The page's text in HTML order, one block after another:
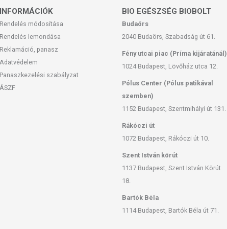
frissítjük, törekszünk arra, hogy naprakészek legyenek.
ennek ellenére a webshopon szereplő adatok (beleértve a
információkat is) csak tájékoztató jellegűek, a tényleges
adódóan. A friss, aktuális információkat a termékek
A termék nem gyógyít betegségeket. A termék nem az orvosi
mennyiséget ne lépje túl! Ne használja irritált vagy sérült
ha az összetevők bármelyikére érzékeny vagy allergiás! Ha
INFORMÁCIÓK
Rendelés módosítása
Rendelés lemondása
Reklamáció, panasz
Adatvédelem
Panaszkezelési szabályzat
ÁSZF
BIO EGÉSZSÉG BIOBOLT
Budaörs
2040 Budaörs, Szabadság út 61.
Fény utcai piac (Príma kijáratánál)
1024 Budapest, Lövőház utca 12.
Pólus Center (Pólus patikával
szemben)
1152 Budapest, Szentmihályi út 131.
Rákóczi út
1072 Budapest, Rákóczi út 10.
Szent István körút
1137 Budapest, Szent István Körút
18.
Bartók Béla
1114 Budapest, Bartók Béla út 71.